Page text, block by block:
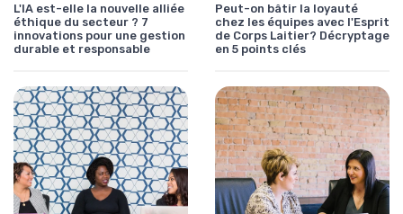
L'IA est-elle la nouvelle alliée
éthique du secteur ? 7
innovations pour une gestion
durable et responsable
Peut-on bâtir la loyauté
chez les équipes avec l'Esprit
de Corps Laitier? Décryptage
en 5 points clés